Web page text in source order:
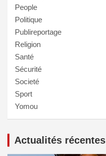
People
Politique
Publireportage
Religion
Santé
Sécurité
Societé
Sport
Yomou
Actualités récentes